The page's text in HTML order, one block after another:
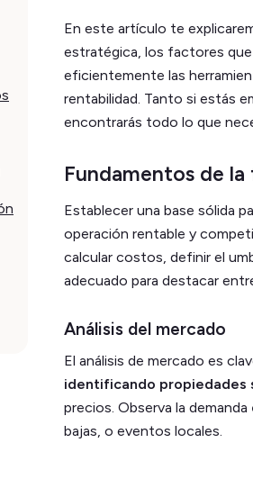
En este artículo te
estratégica, los factores
eficientemente las
rentabilidad. Tanto si estás
encontrarás todo lo que
Fundamentos de
Establecer una base sólida
operación rentable y
calcular costos, definir el
adecuado para destacar
Análisis del mercado
El análisis de mercado es
identificando propiedades
precios. Observa la demanda
bajas, o eventos locales.